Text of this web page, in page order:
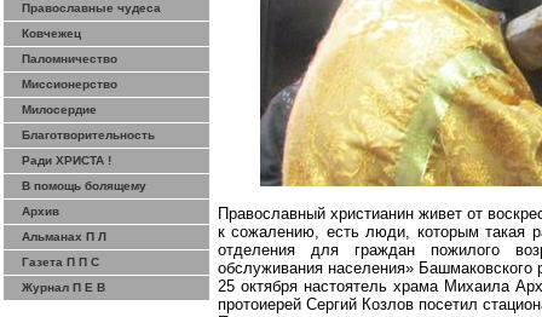
Православные чудеса
Ковчежец
Паломничество
Миссионерство
Милосердие
Благотворительность
Ради ХРИСТА !
В помощь болящему
Архив
Альманах П Л
Газета П П С
Журнал П Е В
Православный христианин живет от
к сожалению, есть люди, которым такая
отделения для граждан пожилого
обслуживания населения» Башмаковского
25 октября настоятель храма Михаила
протоиерей Сергий Козлов посетил